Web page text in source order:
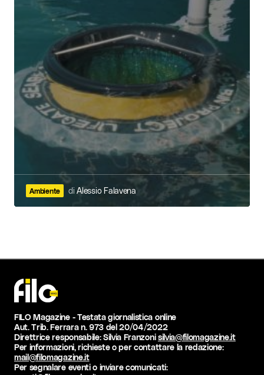
Ambiente di Alessio Falavena
FILO Magazine - Testata giornalistica online
Aut. Trib. Ferrara n. 973 del 20/04/2022
Direttrice responsabile: Silvia Franzonisilvia@filomagazine.it
Per informazioni, richieste o per contattare la redazione:
mail@filomagazine.it
Per segnalare eventi o inviare comunicati: